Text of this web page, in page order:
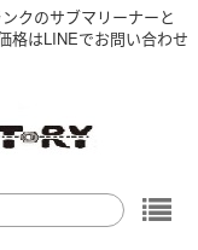
クのサブマリーナーと
格はLINEでお問い合わせ